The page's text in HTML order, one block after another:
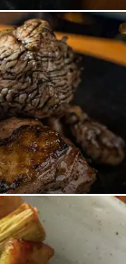
は、鶏の旨味が
みにも、ご飯の
様に大好評◎1本
提供しておりま
くださいませ♪
焼き上げると、
す！